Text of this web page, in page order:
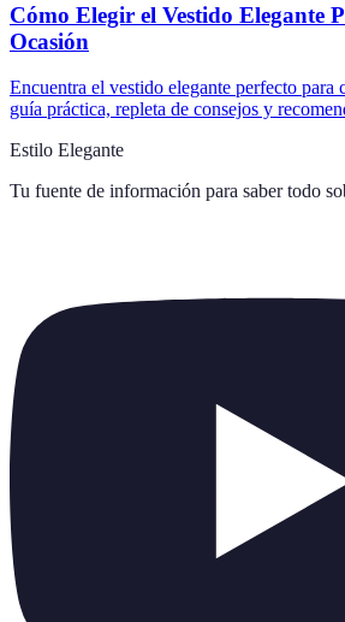
Cómo Elegir el Vestido Elegante
Ocasión
Encuentra el vestido elegante perfecto para
guía práctica, repleta de consejos y
Estilo Elegante
Tu fuente de información para saber todo